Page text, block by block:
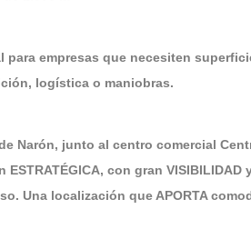
para empresas que necesiten
logística o maniobras.
Narón, junto al centro comercial
con gran
Una localización que APORTA